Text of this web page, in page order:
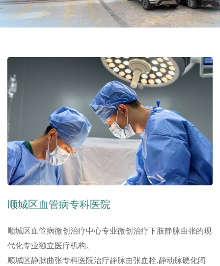
顺城区血管病专科医院
顺城区血管病微创治疗中心专业微创治疗下肢静脉曲张的现
代化专业独立医疗机构。
顺城区静脉曲张专科医院治疗静脉曲张血栓,静动脉硬化闭